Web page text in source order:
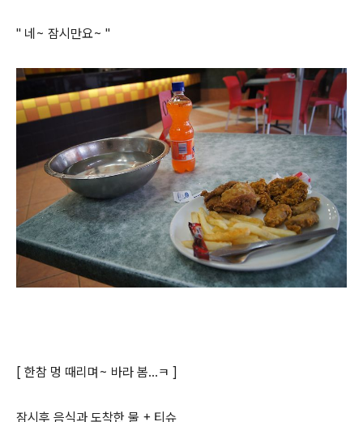
" 네~ 잠시만요~ "
[ 한참 멍 때리며~ 바라 봄...ㅋ ]
잠시후 음식과 도착한 물 + 티슈